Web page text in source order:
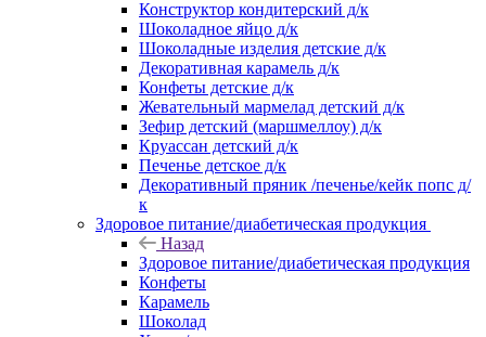
Конструктор кондитерский д/к
Шоколадное яйцо д/к
Шоколадные изделия детские д/к
Декоративная карамель д/к
Конфеты детские д/к
Жевательный мармелад детский д/к
Зефир детский (маршмеллоу) д/к
Круассан детский д/к
Печенье детское д/к
Декоративный пряник /печенье/кейк попс д/
к
Здоровое питание/диабетическая продукция
Назад
Здоровое питание/диабетическая продукция
Конфеты
Карамель
Шоколад